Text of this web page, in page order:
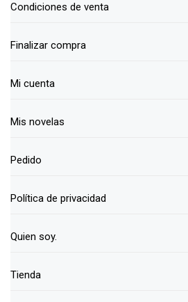
Condiciones de venta
Finalizar compra
Mi cuenta
Mis novelas
Pedido
Política de privacidad
Quien soy.
Tienda